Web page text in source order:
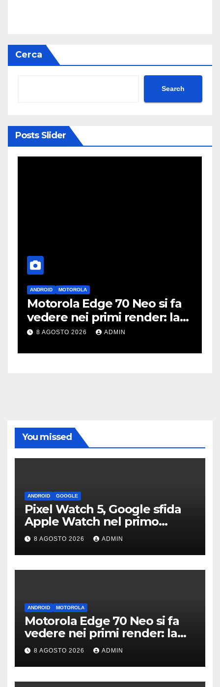
Cerca
Search
Posts Slider
ANDROID MOTOROLA
Motorola Edge 70 Neo si fa
vedere nei primi render: la
fotocamera è da 200 MP
8 AGOSTO 2026 ADMIN
You missed
ANDROID GOOGLE
Pixel Watch 5, Google sfida
Apple Watch nel primo
teaser: “sembra un orologio”
8 AGOSTO 2026 ADMIN
ANDROID MOTOROLA
Motorola Edge 70 Neo si fa
vedere nei primi render: la
fotocamera è da 200 MP
8 AGOSTO 2026 ADMIN